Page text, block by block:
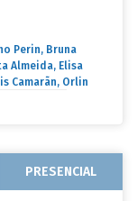
Perin, Bruna
Almeida, Elisa
Camarãn, Orlin
PRESENCIAL